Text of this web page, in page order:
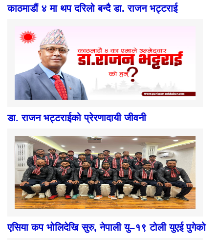
काठमाडौं ४ मा थप दरिलो बन्दै डा. राजन भट्टराई
डा. राजन भट्टराईको प्रेरणादायी जीवनी
एसिया कप भोलिदेखि सुरु, नेपाली यु–१९ टोली युएई पुगेको